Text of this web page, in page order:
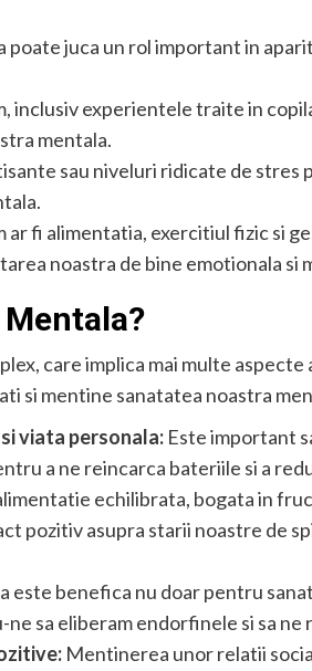
poate juca un rol important in
inclusiv experientele traite in
mentala.
sau niveluri ridicate de stres
ar fi alimentatia, exercitiul fizic si
noastra de bine emotionala si
care implica mai multe aspecte
si mentine sanatatea noastra
viata personala: Este important
a ne reincarca bateriile si a
echilibrata, bogata in
pozitiv asupra starii noastre de
este benefica nu doar pentru
sa eliberam endorfinele si sa ne
Mentinerea unor relatii